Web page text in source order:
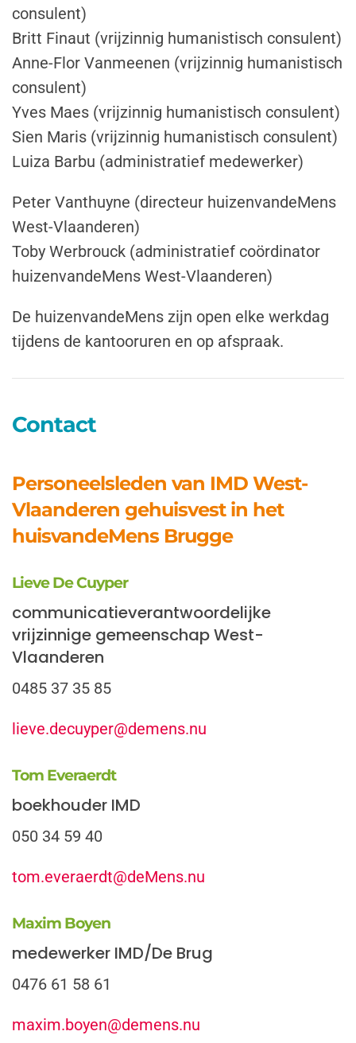
consulent)
Britt Finaut (vrijzinnig humanistisch consulent)
Anne-Flor Vanmeenen (vrijzinnig humanistisch
consulent)
Yves Maes (vrijzinnig humanistisch consulent)
Sien Maris (vrijzinnig humanistisch consulent)
Luiza Barbu (administratief medewerker)
Peter Vanthuyne (directeur huizenvandeMens
West-Vlaanderen)
Toby Werbrouck (administratief coördinator
huizenvandeMens West-Vlaanderen)
De huizenvandeMens zijn open elke werkdag
tijdens de kantooruren en op afspraak.
Contact
Personeelsleden van IMD West-
Vlaanderen gehuisvest in het
huisvandeMens Brugge
Lieve De Cuyper
communicatieverantwoordelijke
vrijzinnige gemeenschap West-
Vlaanderen
0485 37 35 85
lieve.decuyper@demens.nu
Tom Everaerdt
boekhouder IMD
050 34 59 40
tom.everaerdt@deMens.nu
Maxim Boyen
medewerker IMD/De Brug
0476 61 58 61
maxim.boyen@demens.nu